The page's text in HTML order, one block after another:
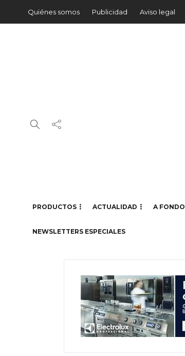
Quiénes somos Publicidad Aviso legal
PRODUCTOS ACTUALIDAD A FONDO
NEWSLETTERS ESPECIALES